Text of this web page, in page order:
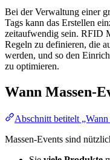
Bei der Verwaltung einer
Tags kann das Erstellen
zeitaufwendig sein. RFID
Regeln zu definieren, die
werden, und so den
zu optimieren.
Wann Massen-
Abschnitt betitelt
Massen-Events sind